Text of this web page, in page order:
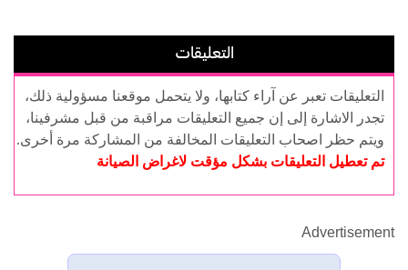
التعليقات
التعليقات تعبر عن آراء كتابها، ولا يتحمل موقعنا مسؤولية ذلك،
تجدر الاشارة إلى إن جميع التعليقات مراقبة من قبل مشرفينا،
ويتم حظر اصحاب التعليقات المخالفة من المشاركة مرة أخرى.
تم تعطيل التعليقات بشكل مؤقت لاغراض الصيانة
Advertisement